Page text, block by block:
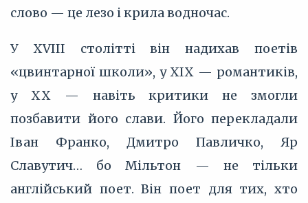
слово — це лезо і крила водночас.
У XVIII столітті він надихав поетів
«цвинтарної школи», у XIX — романтиків,
у XX — навіть критики не змогли
позбавити його слави. Його перекладали
Іван Франко, Дмитро Павличко, Яр
Славутич… бо Мільтон — не тільки
англійський поет. Він поет для тих, хто